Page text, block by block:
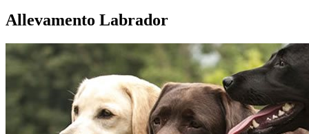
Allevamento Labrador